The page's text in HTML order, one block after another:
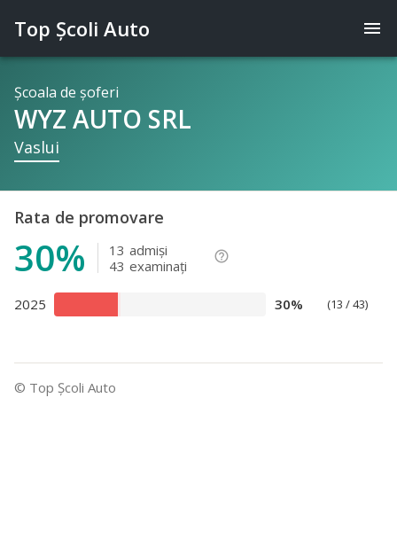
menu
Top Şcoli Auto
Şcoala de şoferi
WYZ AUTO SRL
Vaslui
Rata de promovare
30% 13 admişi
43 examinaţi
help_outline
2025 30% (13 / 43)
© Top Şcoli Auto